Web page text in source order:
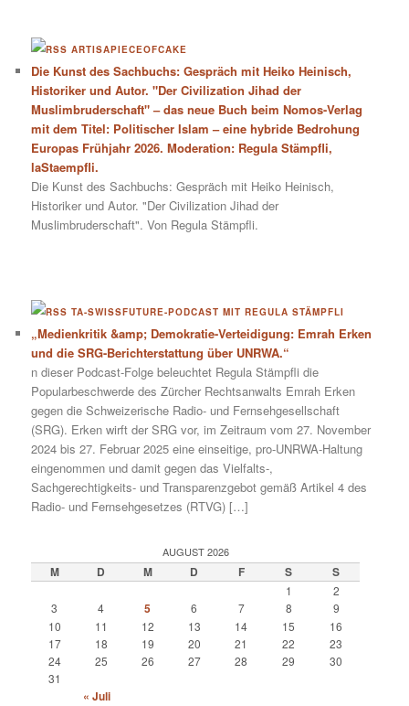
ARTISAPIECEOFCAKE
Die Kunst des Sachbuchs: Gespräch mit Heiko Heinisch,
Historiker und Autor. "Der Civilization Jihad der
Muslimbruderschaft" – das neue Buch beim Nomos-Verlag
mit dem Titel: Politischer Islam – eine hybride Bedrohung
Europas Frühjahr 2026. Moderation: Regula Stämpfli,
laStaempfli.
Die Kunst des Sachbuchs: Gespräch mit Heiko Heinisch,
Historiker und Autor. "Der Civilization Jihad der
Muslimbruderschaft". Von Regula Stämpfli.
TA-SWISSFUTURE-PODCAST MIT REGULA STÄMPFLI
„Medienkritik &amp; Demokratie-Verteidigung: Emrah Erken
und die SRG-Berichterstattung über UNRWA.“
n dieser Podcast-Folge beleuchtet Regula Stämpfli die
Popularbeschwerde des Zürcher Rechtsanwalts Emrah Erken
gegen die Schweizerische Radio- und Fernsehgesellschaft
(SRG). Erken wirft der SRG vor, im Zeitraum vom 27. November
2024 bis 27. Februar 2025 eine einseitige, pro-UNRWA-Haltung
eingenommen und damit gegen das Vielfalts-,
Sachgerechtigkeits- und Transparenzgebot gemäß Artikel 4 des
Radio- und Fernsehgesetzes (RTVG) […]
AUGUST 2026
M D M D F S S
1
2
3
4 5 6 7 8
9
10
11 12 13 14 15
16
17
18 19 20 21 22
23
24
25 26 27 28 29
30
31
« Juli